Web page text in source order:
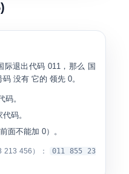
际退出代码 011，那么 国
码没有 它的 领先 0。
码。
码。
面不能加 0）。
456）：
011 855 23